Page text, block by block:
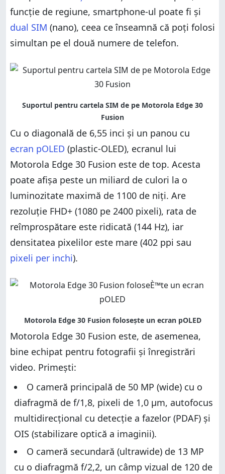
funcție de regiune, smartphone-ul poate fi și
dual SIM (nano), ceea ce înseamnă că poți folosi
simultan pe el două numere de telefon.
Cu o diagonală de 6,55 inci și un panou cu
ecran pOLED (plastic-OLED), ecranul lui
Motorola Edge 30 Fusion este de top. Acesta
poate afișa peste un miliard de culori la o
luminozitate maximă de 1100 de niți. Are
rezoluție FHD+ (1080 pe 2400 pixeli), rata de
reîmprospătare este ridicată (144 Hz), iar
densitatea pixelilor este mare (402 ppi sau
pixeli per inchi).
Motorola Edge 30 Fusion este, de asemenea,
bine echipat pentru fotografii și înregistrări
video. Primești:
O cameră principală de 50 MP (wide) cu o
diafragmă de f/1,8, pixeli de 1,0 µm, autofocus
multidirecțional cu detecție a fazelor (PDAF) și
OIS (stabilizare optică a imaginii).
O cameră secundară (ultrawide) de 13 MP
cu o diafragmă f/2,2, un câmp vizual de 120 de